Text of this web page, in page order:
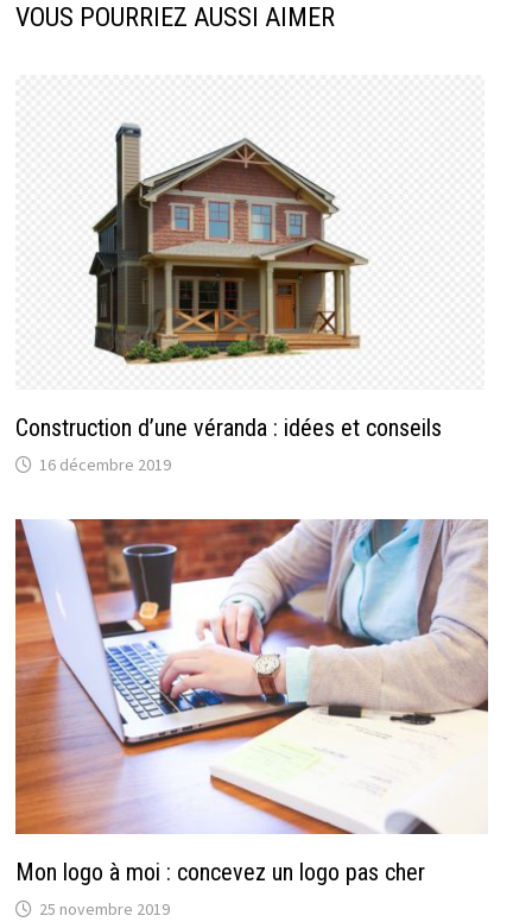
VOUS POURRIEZ AUSSI AIMER
Construction d’une véranda : idées et conseils
16 décembre 2019
Mon logo à moi : concevez un logo pas cher
25 novembre 2019